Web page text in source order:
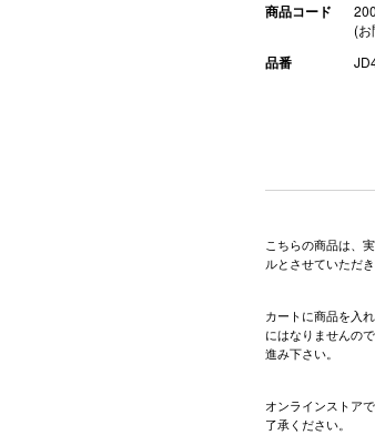
商品コード
(
品番
こちらの商品は、
ルとさせていただ
カートに商品を入
にはなりませんの
進み下さい。
オンラインストア
了承ください。